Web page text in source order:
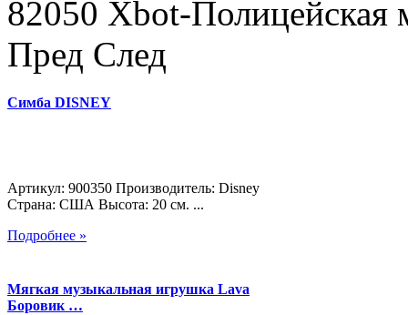
82050 Xbot-Полицейская
Пред След
Симба DISNEY
Артикул: 900350 Производитель: Disney
Страна: США Высота: 20 см. ...
Подробнее »
Мягкая музыкальная игрушка Lava
Боровик …